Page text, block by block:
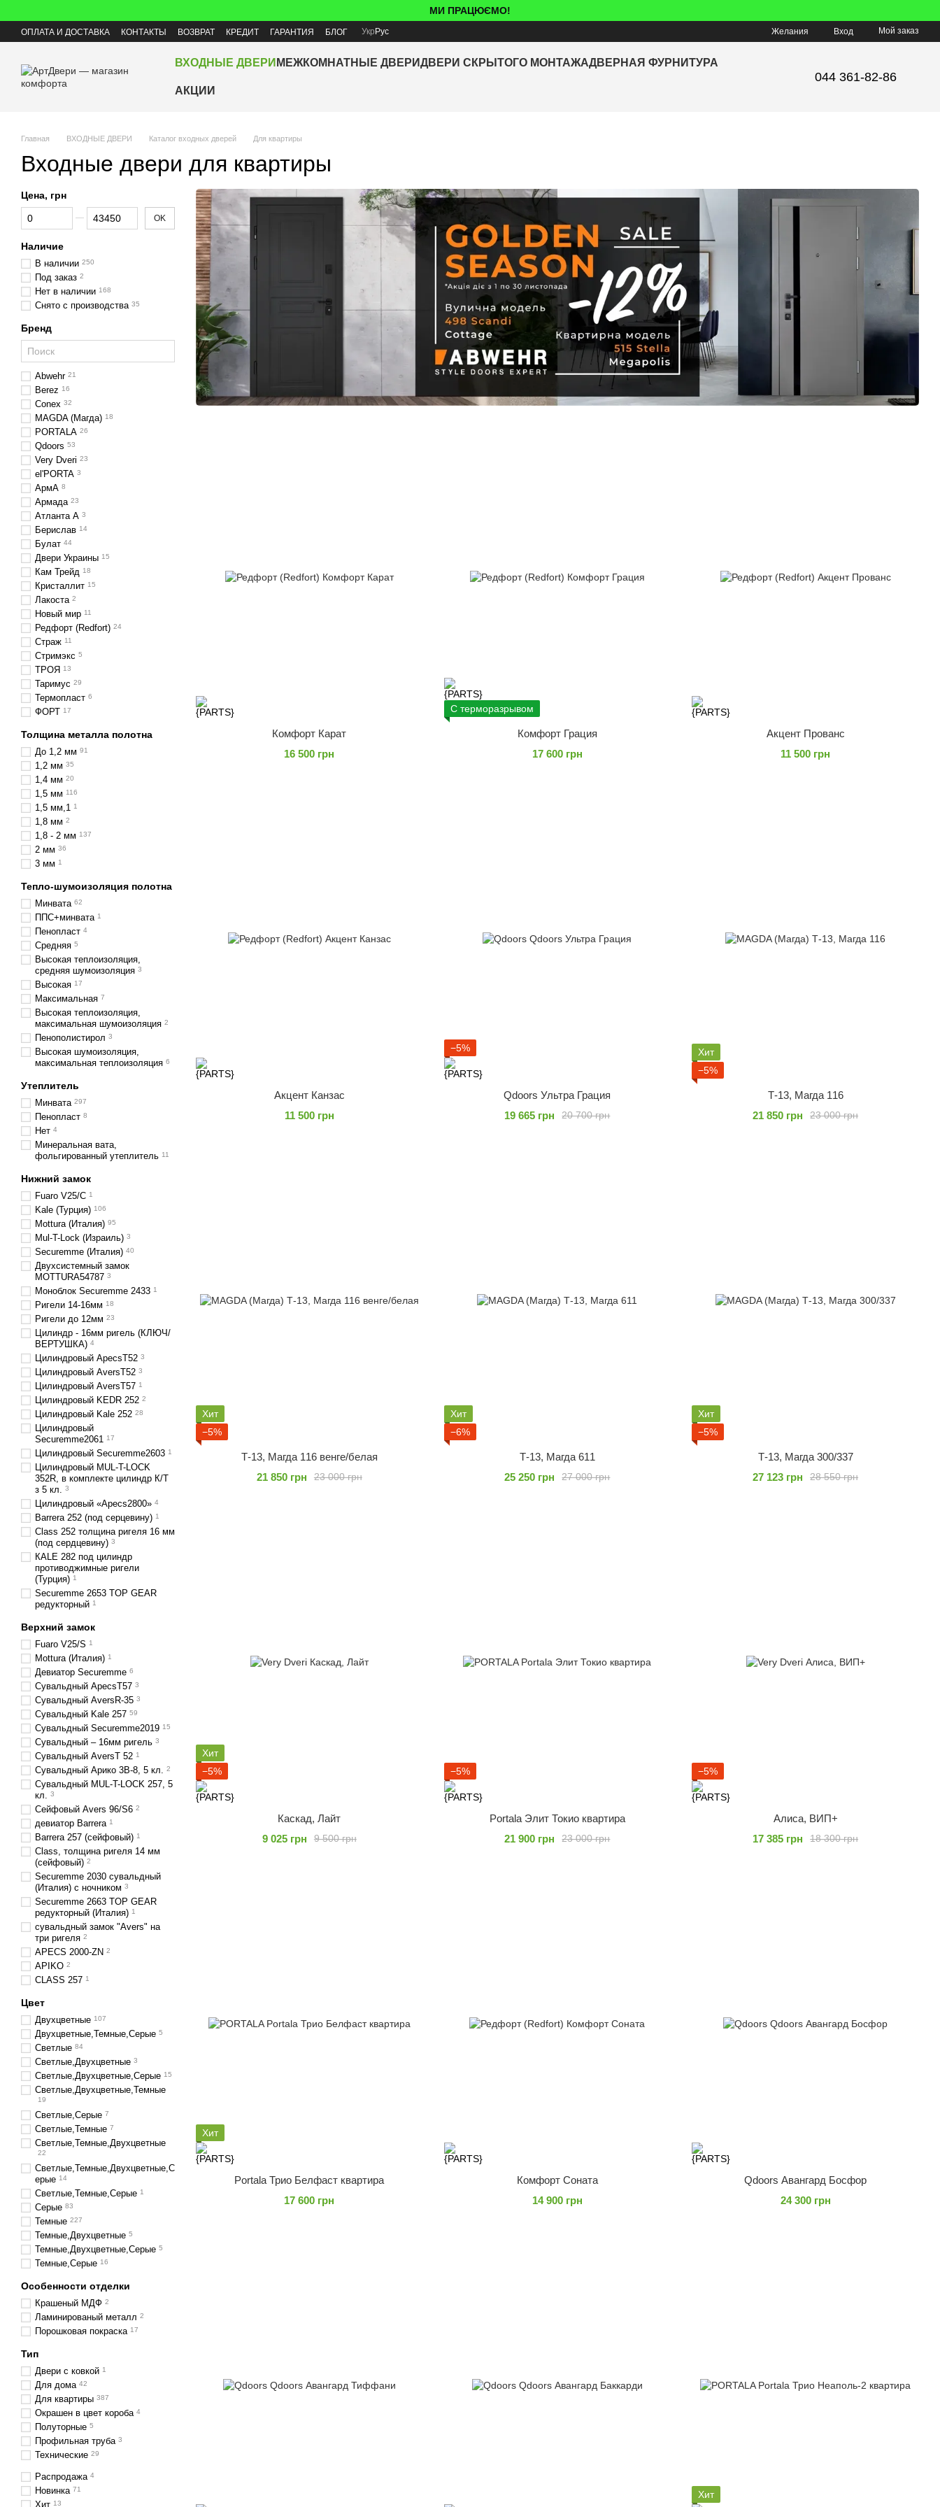
МИ ПРАЦЮЄМО!
ОПЛАТА И ДОСТАВКА КОНТАКТЫ ВОЗВРАТ КРЕДИТ ГАРАНТИЯ БЛОГ Укр Рус Желания Вход Мой заказ
ВХОДНЫЕ ДВЕРИ МЕЖКОМНАТНЫЕ ДВЕРИДВЕРИ СКРЫТОГО МОНТАЖАДВЕРНАЯ ФУРНИТУРА
АКЦИИ
044 361-82-86
Главная ВХОДНЫЕ ДВЕРИ Каталог входных дверей Для квартиры
Входные двери для квартиры
Комфорт Карат
16 500 грн
С терморазрывом
Комфорт Грация
17 600 грн
Акцент Прованс
11 500 грн
Акцент Канзас
11 500 грн
−5%
Qdoors Ультра Грация
20 700 грн
19 665 грн
Хит
−5%
Т-13, Магда 116
23 000 грн
21 850 грн
Хит
−5%
Т-13, Магда 116 венге/белая
23 000 грн
21 850 грн
Хит
−6%
Т-13, Магда 611
27 000 грн
25 250 грн
Хит
−5%
Т-13, Магда 300/337
28 550 грн
27 123 грн
Хит
−5%
Каскад, Лайт
9 500 грн
9 025 грн
−5%
Portala Элит Токио квартира
23 000 грн
21 900 грн
−5%
Алиса, ВИП+
18 300 грн
17 385 грн
Хит
Portala Трио Белфаст квартира
17 600 грн
Комфорт Соната
14 900 грн
Qdoors Авангард Босфор
24 300 грн
Хит
Цена, грн
От Цена, грн
До Цена, грн OK
Наличие
В наличии 250
Под заказ 2
Нет в наличии 168
Снято с производства 35
Бренд
Abwehr 21
Berez 16
Conex 32
MAGDA (Магда) 18
PORTALA 26
Qdoors 53
Very Dveri 23
el'PORTA 3
АрмА 8
Армада 23
Атланта А 3
Берислав 14
Булат 44
Двери Украины 15
Кам Трейд 18
Кристаллит 15
Лакоста 2
Новый мир 11
Редфорт (Redfort) 24
Страж 11
Стримэкс 5
ТРОЯ 13
Таримус 29
Термопласт 6
ФОРТ 17
Толщина металла полотна
До 1,2 мм 91
1,2 мм 35
1,4 мм 20
1,5 мм 116
1,5 мм,1 1
1,8 мм 2
1,8 - 2 мм 137
2 мм 36
3 мм 1
Тепло-шумоизоляция полотна
Минвата 62
ППС+минвата 1
Пенопласт 4
Средняя 5
Высокая теплоизоляция,
средняя шумоизоляция 3
Высокая 17
Максимальная 7
Высокая теплоизоляция,
максимальная шумоизоляция 2
Пенополистирол 3
Высокая шумоизоляция,
максимальная теплоизоляция 6
Утеплитель
Минвата 297
Пенопласт 8
Нет 4
Минеральная вата,
фольгированный утеплитель 11
Нижний замок
Fuaro V25/C 1
Kale (Турция) 106
Mottura (Италия) 95
Mul-T-Lock (Израиль) 3
Securemme (Италия) 40
Двухсистемный замок
MOTTURA54787 3
Моноблок Securemme 2433 1
Ригели 14-16мм 18
Ригели до 12мм 23
Цилиндр - 16мм ригель (КЛЮЧ/
ВЕРТУШКА) 4
Цилиндровый ApecsT52 3
Цилиндровый AversT52 3
Цилиндровый AversT57 1
Цилиндровый KEDR 252 2
Цилиндровый Kale 252 28
Цилиндровый
Securemme2061 17
Цилиндровый Securemme2603 1
Цилиндровый MUL-T-LOCK
352R, в комплекте цилиндр К/Т
з 5 кл. 3
Цилиндровый «Аpecs2800» 4
Barrera 252 (под серцевину) 1
Class 252 толщина ригеля 16 мм
(под сердцевину) 3
КАLЕ 282 под цилиндр
противоджимные ригели
(Турция) 1
Securemme 2653 TOP GEAR
редукторный 1
Верхний замок
Fuaro V25/S 1
Mottura (Италия) 1
Девиатор Securemme 6
Сувальдный ApecsT57 3
Сувальдный AversR-35 3
Сувальдный Kale 257 59
Сувальдный Securemme2019 15
Сувальдный – 16мм ригель 3
Сувальдный AversT 52 1
Сувальдный Арико 3В-8, 5 кл. 2
Сувальдный MUL-T-LOCK 257, 5
кл. 3
Сейфовый Аvers 96/S6 2
девиатор Barrera 1
Barrera 257 (сейфовый) 1
Class, толщина ригеля 14 мм
(сейфовый) 2
Securemme 2030 сувальдный
(Италия) с ночником 3
Securemme 2663 TOP GEAR
редукторный (Италия) 1
сувальдный замок "Avers" на
три ригеля 2
APECS 2000-ZN 2
APIKO 2
CLASS 257 1
Цвет
Двухцветные 107
Двухцветные,Темные,Серые 5
Светлые 84
Светлые,Двухцветные 3
Светлые,Двухцветные,Серые 15
Светлые,Двухцветные,Темные
19
Светлые,Серые 7
Светлые,Темные 7
Светлые,Темные,Двухцветные
22
Светлые,Темные,Двухцветные,С
ерые 14
Светлые,Темные,Серые 1
Серые 83
Темные 227
Темные,Двухцветные 5
Темные,Двухцветные,Серые 5
Темные,Серые 16
Особенности отделки
Крашеный МДФ 2
Ламинированый металл 2
Порошковая покраска 17
Тип
Двери с ковкой 1
Для дома 42
Для квартиры 387
Окрашен в цвет короба 4
Полуторные 5
Профильная труба 3
Технические 29
Распродажа 4
Новинка 71
Хит 13